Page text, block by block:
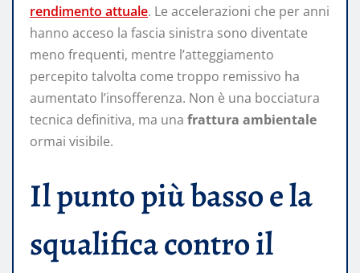
rendimento attuale. Le accelerazioni che per anni
hanno acceso la fascia sinistra sono diventate
meno frequenti, mentre l’atteggiamento
percepito talvolta come troppo remissivo ha
aumentato l’insofferenza. Non è una bocciatura
tecnica definitiva, ma una frattura ambientale
ormai visibile.
Il punto più basso e la
squalifica contro il